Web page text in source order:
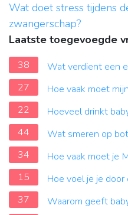
Wat doet stress tijdens
zwangerschap?
Laatste toegevoegde
38
Wat verdient een
27
Hoe vaak moet
22
Hoeveel drinkt
44
Wat smeren op
34
Hoe vaak moet je
15
Hoe voel je je door
37
Waarom geeft